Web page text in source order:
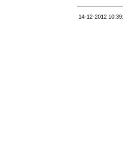
14-12-2012